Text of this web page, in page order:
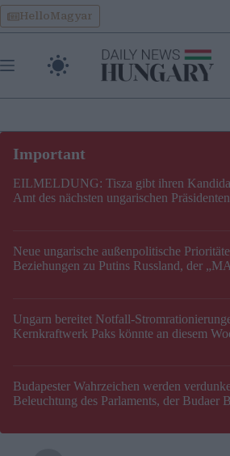
Skip
to
content
HelloMagyar
EILMELDUNG: Tisza gibt ihren
Amt des nächsten ungarischen
Neue ungarische außenpolitische
Beziehungen zu Putins Russland, der
Ungarn bereitet Notfall-
Kernkraftwerk Paks könnte an diesem
Budapester Wahrzeichen werden
Beleuchtung des Parlaments, der Budaer